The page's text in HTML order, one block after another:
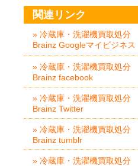
関連リンク
» 冷蔵庫・洗濯機買取処分
Brainz Googleマイビジネス
» 冷蔵庫・洗濯機買取処分
Brainz facebook
» 冷蔵庫・洗濯機買取処分
Brainz Twitter
» 冷蔵庫・洗濯機買取処分
Brainz tumblr
» 冷蔵庫・洗濯機買取処分